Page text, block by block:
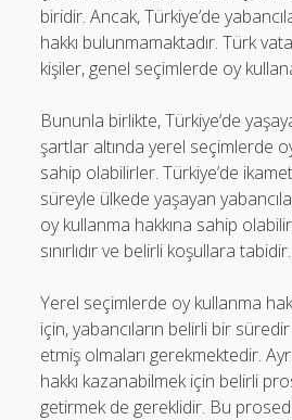
biridir. Ancak, Türkiye’de
hakkı bulunmamaktadır. Türk
kişiler, genel seçimlerde oy
Bununla birlikte, Türkiye’de
şartlar altında yerel seçimlerde
sahip olabilirler. Türkiye’de
süreyle ülkede yaşayan
oy kullanma hakkına sahip
sınırlıdır ve belirli koşullara tabidir.
Yerel seçimlerde oy kullanma
için, yabancıların belirli bir
etmiş olmaları gerekmektedir.
hakkı kazanabilmek için belirli
getirmek de gereklidir. Bu